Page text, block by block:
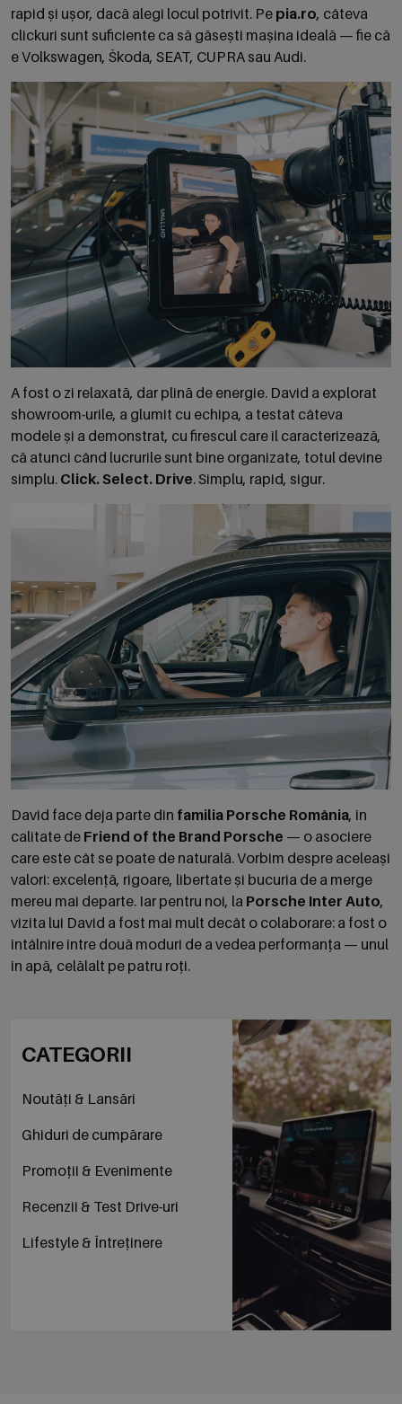
rapid și ușor, dacă alegi locul potrivit. Pe pia.ro, câteva
clickuri sunt suficiente ca să găsești mașina ideală — fie că
e Volkswagen, Škoda, SEAT, CUPRA sau Audi.
A fost o zi relaxată, dar plină de energie. David a explorat
showroom-urile, a glumit cu echipa, a testat câteva
modele și a demonstrat, cu firescul care îl caracterizează,
că atunci când lucrurile sunt bine organizate, totul devine
simplu. Click. Select. Drive. Simplu, rapid, sigur.
David face deja parte din familia Porsche România, în
calitate de Friend of the Brand Porsche — o asociere
care este cât se poate de naturală. Vorbim despre aceleași
valori: excelență, rigoare, libertate și bucuria de a merge
mereu mai departe. Iar pentru noi, la Porsche Inter Auto,
vizita lui David a fost mai mult decât o colaborare: a fost o
întâlnire între două moduri de a vedea performanța — unul
în apă, celălalt pe patru roți.
CATEGORII
Noutăți & Lansări
Ghiduri de cumpărare
Promoții & Evenimente
Recenzii & Test Drive-uri
Lifestyle & Întreținere